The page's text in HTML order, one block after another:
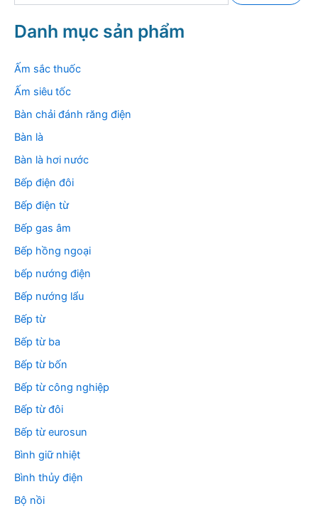
k
i
m
Danh mục sản phẩm
Ấm sắc thuốc
Ấm siêu tốc
Bàn chải đánh răng điện
Bàn là
Bàn là hơi nước
Bếp điện đôi
Bếp điện từ
Bếp gas âm
Bếp hồng ngoại
bếp nướng điện
Bếp nướng lẩu
Bếp từ
Bếp từ ba
Bếp từ bốn
Bếp từ công nghiệp
Bếp từ đôi
Bếp từ eurosun
Bình giữ nhiệt
Bình thủy điện
Bộ nồi